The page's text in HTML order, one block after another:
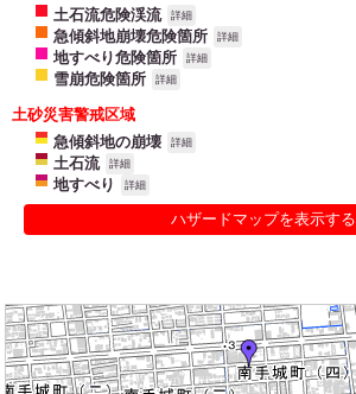
土石流危険渓流
詳細
急傾斜地崩壊危険箇所 詳細
地すべり危険箇所 詳細
雪崩危険箇所 詳細
土砂災害警戒区域
急傾斜地の崩壊
詳細
土石流 詳細
地すべり 詳細
ハザードマップを表示する